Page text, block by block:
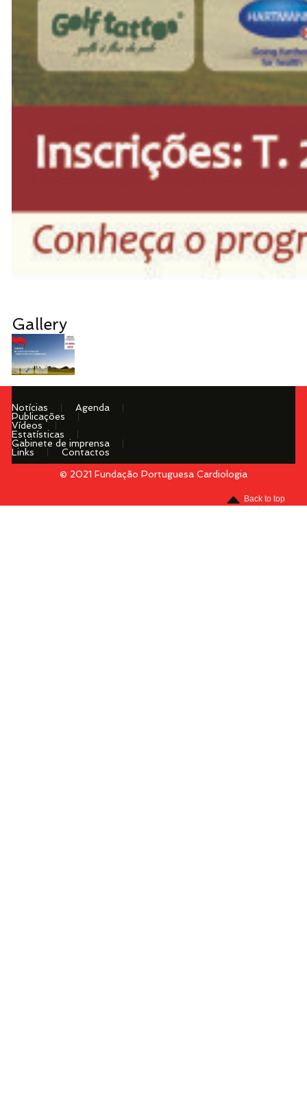
Gallery
Notícias
Agenda
Publicações
Vídeos
Estatísticas
Gabinete de imprensa
Links
Contactos
© 2021 Fundação Portuguesa Cardiologia
Back to top